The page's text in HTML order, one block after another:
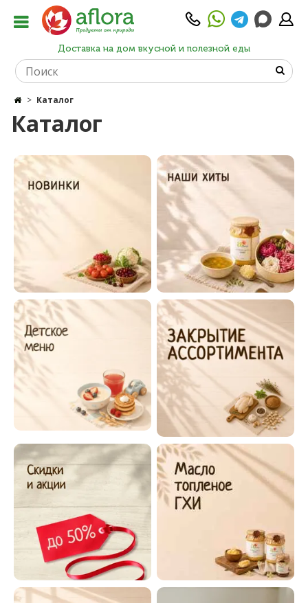
Доставка на дом вкусной и полезной еды
Каталог
Каталог